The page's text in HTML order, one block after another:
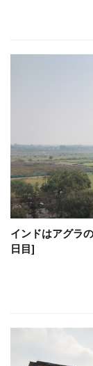
インドはアグラ
日目]